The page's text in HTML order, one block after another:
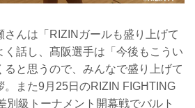
さんは「RIZINガールも盛り上げて
く話し、髙阪選手は「今後もこうい
ると思うので、みんなで盛り上げて
。また9月25日のRIZIN FIGHTING
別級トーナメント開幕戦でバルト